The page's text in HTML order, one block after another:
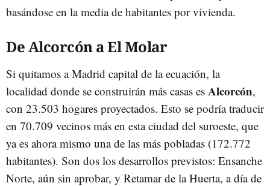
basándose en la media de habitantes por vivienda.
De Alcorcón a El Molar
Si quitamos a Madrid capital de la ecuación, la
localidad donde se construirán más casas es Alcorcón,
con 23.503 hogares proyectados. Esto se podría traducir
en 70.709 vecinos más en esta ciudad del suroeste, que
ya es ahora mismo una de las más pobladas (172.772
habitantes). Son dos los desarrollos previstos: Ensanche
Norte, aún sin aprobar, y Retamar de la Huerta, a día de